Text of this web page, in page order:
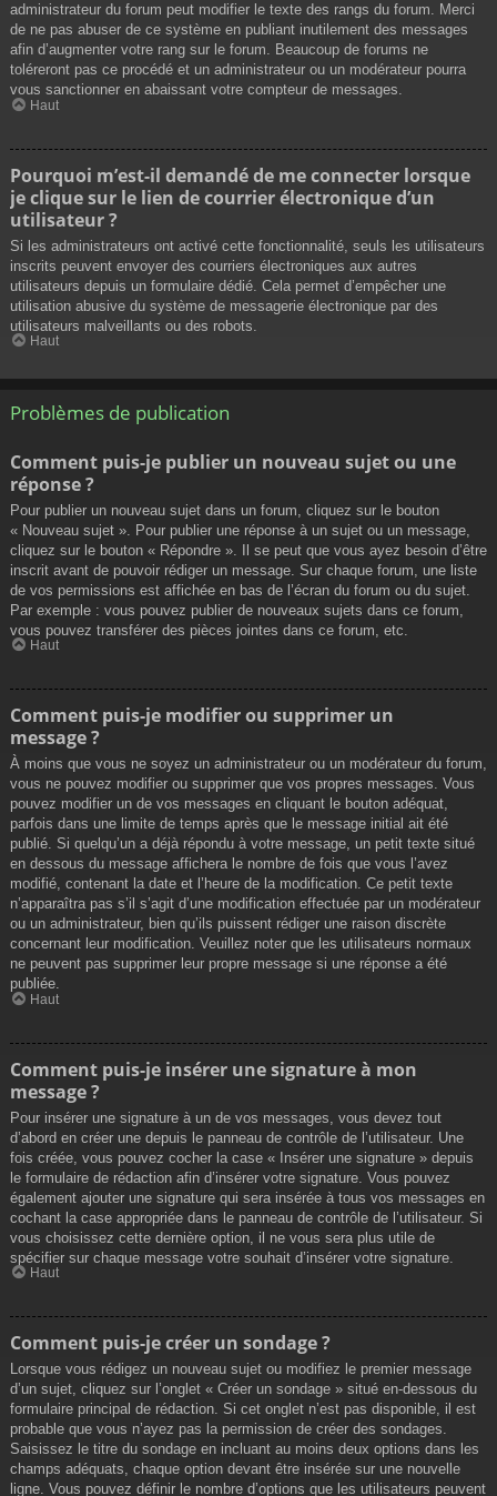
administrateur du forum peut modifier le texte des rangs du forum. Merci
de ne pas abuser de ce système en publiant inutilement des messages
afin d’augmenter votre rang sur le forum. Beaucoup de forums ne
toléreront pas ce procédé et un administrateur ou un modérateur pourra
vous sanctionner en abaissant votre compteur de messages.
Haut
Pourquoi m’est-il demandé de me connecter lorsque
je clique sur le lien de courrier électronique d’un
utilisateur ?
Si les administrateurs ont activé cette fonctionnalité, seuls les utilisateurs
inscrits peuvent envoyer des courriers électroniques aux autres
utilisateurs depuis un formulaire dédié. Cela permet d’empêcher une
utilisation abusive du système de messagerie électronique par des
utilisateurs malveillants ou des robots.
Haut
Problèmes de publication
Comment puis-je publier un nouveau sujet ou une
réponse ?
Pour publier un nouveau sujet dans un forum, cliquez sur le bouton
« Nouveau sujet ». Pour publier une réponse à un sujet ou un message,
cliquez sur le bouton « Répondre ». Il se peut que vous ayez besoin d’être
inscrit avant de pouvoir rédiger un message. Sur chaque forum, une liste
de vos permissions est affichée en bas de l’écran du forum ou du sujet.
Par exemple : vous pouvez publier de nouveaux sujets dans ce forum,
vous pouvez transférer des pièces jointes dans ce forum, etc.
Haut
Comment puis-je modifier ou supprimer un
message ?
À moins que vous ne soyez un administrateur ou un modérateur du forum,
vous ne pouvez modifier ou supprimer que vos propres messages. Vous
pouvez modifier un de vos messages en cliquant le bouton adéquat,
parfois dans une limite de temps après que le message initial ait été
publié. Si quelqu’un a déjà répondu à votre message, un petit texte situé
en dessous du message affichera le nombre de fois que vous l’avez
modifié, contenant la date et l’heure de la modification. Ce petit texte
n’apparaîtra pas s’il s’agit d’une modification effectuée par un modérateur
ou un administrateur, bien qu’ils puissent rédiger une raison discrète
concernant leur modification. Veuillez noter que les utilisateurs normaux
ne peuvent pas supprimer leur propre message si une réponse a été
publiée.
Haut
Comment puis-je insérer une signature à mon
message ?
Pour insérer une signature à un de vos messages, vous devez tout
d’abord en créer une depuis le panneau de contrôle de l’utilisateur. Une
fois créée, vous pouvez cocher la case « Insérer une signature » depuis
le formulaire de rédaction afin d’insérer votre signature. Vous pouvez
également ajouter une signature qui sera insérée à tous vos messages en
cochant la case appropriée dans le panneau de contrôle de l’utilisateur. Si
vous choisissez cette dernière option, il ne vous sera plus utile de
spécifier sur chaque message votre souhait d’insérer votre signature.
Haut
Comment puis-je créer un sondage ?
Lorsque vous rédigez un nouveau sujet ou modifiez le premier message
d’un sujet, cliquez sur l’onglet « Créer un sondage » situé en-dessous du
formulaire principal de rédaction. Si cet onglet n’est pas disponible, il est
probable que vous n’ayez pas la permission de créer des sondages.
Saisissez le titre du sondage en incluant au moins deux options dans les
champs adéquats, chaque option devant être insérée sur une nouvelle
ligne. Vous pouvez définir le nombre d’options que les utilisateurs peuvent